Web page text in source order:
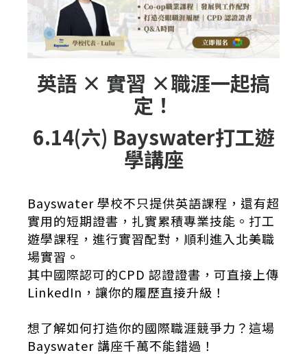
英語 × 實習 ×職涯一起搞
定！
6.14(六) Bayswater打工遊
學講座
Bayswater 學校不只提供英語課程，還有超
實用的短期證書，扎實累積專業技能。打工
遊學課程，進行實習配對，順利進入北美職
場實習。
其中國際認可的CPD 認證證書，可直接上傳
LinkedIn，讓你的履歷直接升級！
想了解如何打造你的國際職涯競爭力？這場
Bayswater 講座千萬不能錯過！